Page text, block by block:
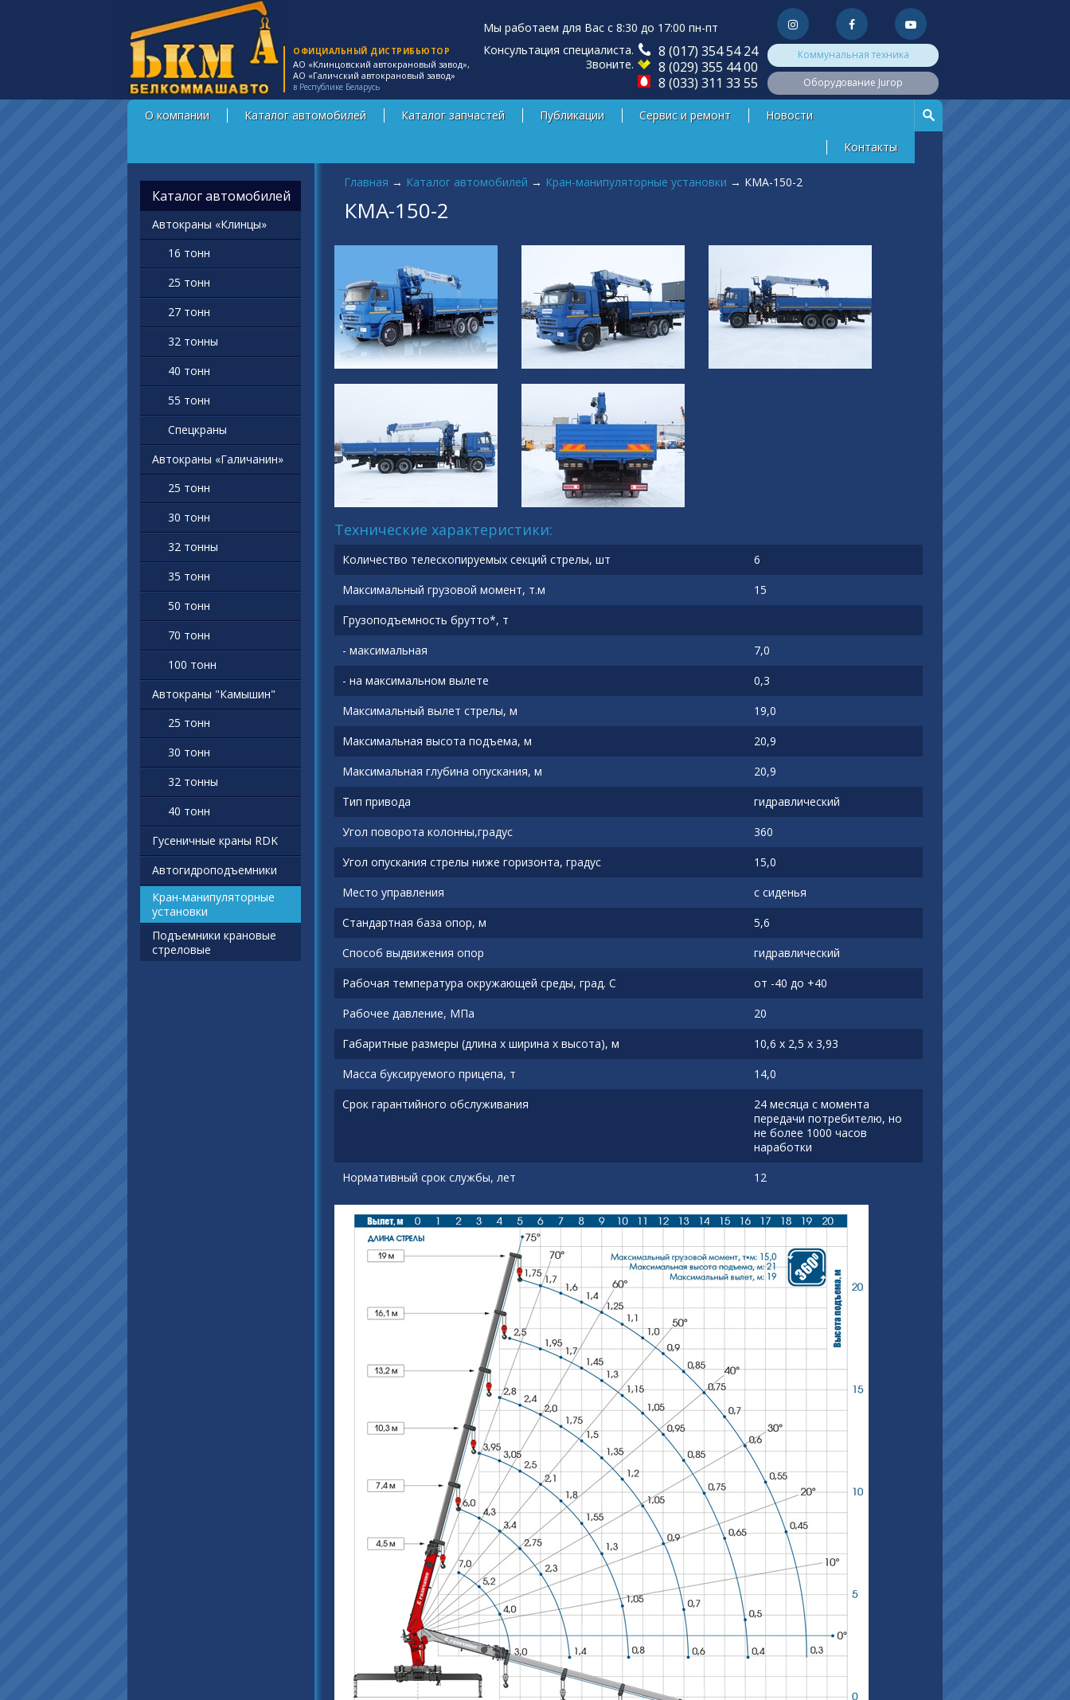
ОФИЦИАЛЬНЫЙ ДИСТРИБЬЮТОР
АО «Клинцовский автокрановый завод»,
АО «Галичский автокрановый завод»
в Республике Беларусь
Мы работаем для Вас с 8:30 до 17:00 пн-пт
Консультация специалиста.
Звоните.
8 (017) 354 54 24
8 (029) 355 44 00
8 (033) 311 33 55
Коммунальная техника
Оборудование Jurop
О компании Каталог автомобилей Каталог запчастей Публикации Сервис и ремонт Новости
Контакты
Главная → Каталог автомобилей → Кран-манипуляторные установки → КМА-150-2
КМА-150-2
Технические характеристики:
Количество телескопируемых секций стрелы, шт
6
Максимальный грузовой момент, т.м
15
Грузоподъемность брутто*, т
- максимальная
7,0
- на максимальном вылете
0,3
Максимальный вылет стрелы, м
19,0
Максимальная высота подъема, м
20,9
Максимальная глубина опускания, м
20,9
Тип привода
гидравлический
Угол поворота колонны,градус
360
Угол опускания стрелы ниже горизонта, градус
15,0
Место управления
с сиденья
Стандартная база опор, м
5,6
Способ выдвижения опор
гидравлический
Рабочая температура окружающей среды, град. С
от -40 до +40
Рабочее давление, МПа
20
Габаритные размеры (длина х ширина х высота), м
10,6 х 2,5 х 3,93
Масса буксируемого прицепа, т
14,0
Срок гарантийного обслуживания
24 месяца с момента
передачи потребителю, но
не более 1000 часов
наработки
Нормативный срок службы, лет
12
Каталог автомобилей
Автокраны «Клинцы»
16 тонн
25 тонн
27 тонн
32 тонны
40 тонн
55 тонн
Спецкраны
Автокраны «Галичанин»
25 тонн
30 тонн
32 тонны
35 тонн
50 тонн
70 тонн
100 тонн
Автокраны "Камышин"
25 тонн
30 тонн
32 тонны
40 тонн
Гусеничные краны RDK
Автогидроподъемники
Кран-манипуляторные
установки
Подъемники крановые
стреловые